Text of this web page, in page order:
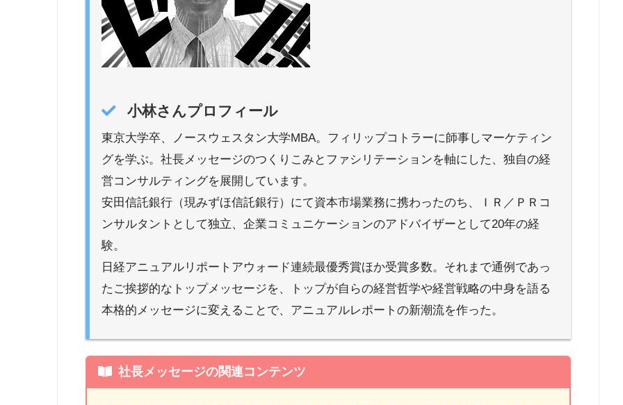
小林さんプロフィール
東京大学卒、ノースウェスタン大学MBA。フィリップコトラーに師事しマーケティン
グを学ぶ。社長メッセージのつくりこみとファシリテーションを軸にした、独自の経
営コンサルティングを展開しています。
安田信託銀行（現みずほ信託銀行）にて資本市場業務に携わったのち、ＩＲ／ＰＲコ
ンサルタントとして独立、企業コミュニケーションのアドバイザーとして20年の経
験。
日経アニュアルリポートアウォード連続最優秀賞ほか受賞多数。それまで通例であっ
たご挨拶的なトップメッセージを、トップが自らの経営哲学や経営戦略の中身を語る
本格的メッセージに変えることで、アニュアルレポートの新潮流を作った。
社長メッセージの関連コンテンツ